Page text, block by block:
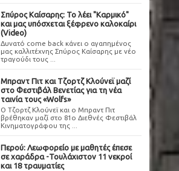
Σπύρος Καίσαρης: Το λέει "Καρμικό"
και μας υπόσχεται ξέφρενο καλοκαίρι
(Video)
Δυνατό come back κάνει ο αγαπημένος
μας καλλιτέχνης Σπύρος Καίσαρης με νέο
τραγούδι τους ...
Μπραντ Πιτ και Τζορτζ Κλούνεϊ μαζί
στο Φεστιβάλ Βενετίας για τη νέα
ταινία τους «Wolfs»
Ο Τζορτζ Κλούνεϊ και ο Μπραντ Πιτ
βρέθηκαν μαζί στο 81ο Διεθνές Φεστιβάλ
Κινηματογράφου της ...
Περού: Λεωφορείο με μαθητές έπεσε
σε χαράδρα -Τουλάχιστον 11 νεκροί
και 18 τραυματίες